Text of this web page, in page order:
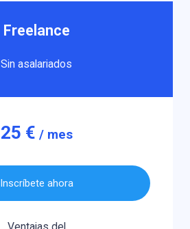
Freelance
Sin asalariados
25 € / mes
Inscríbete ahora